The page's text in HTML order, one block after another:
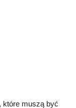
które muszą być